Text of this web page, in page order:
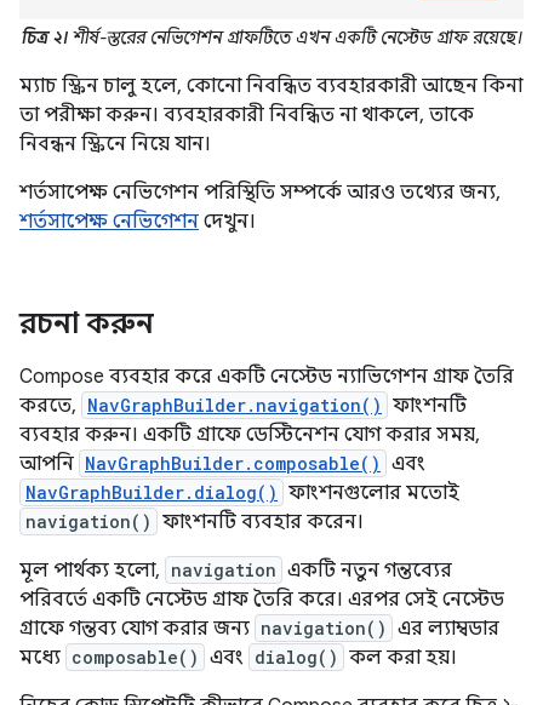
চিত্র ২।শীর্ষ-স্তরের নেভিগেশন গ্রাফটিতে এখন একটি নেস্টেড গ্রাফ রয়েছে।
ম্যাচ স্ক্রিন চালু হলে, কোনো নিবন্ধিত ব্যবহারকারী আছেন কিনা
তা পরীক্ষা করুন। ব্যবহারকারী নিবন্ধিত না থাকলে, তাকে
নিবন্ধন স্ক্রিনে নিয়ে যান।
শর্তসাপেক্ষ নেভিগেশন পরিস্থিতি সম্পর্কে আরও তথ্যের জন্য,
শর্তসাপেক্ষ নেভিগেশন দেখুন।
রচনা করুন
Compose ব্যবহার করে একটি নেস্টেড ন্যাভিগেশন গ্রাফ তৈরি
করতে, NavGraphBuilder.navigation() ফাংশনটি
ব্যবহার করুন। একটি গ্রাফে ডেস্টিনেশন যোগ করার সময়,
আপনি NavGraphBuilder.composable() এবং
NavGraphBuilder.dialog() ফাংশনগুলোর মতোই
navigation() ফাংশনটি ব্যবহার করেন।
মূল পার্থক্য হলো, navigation একটি নতুন গন্তব্যের
পরিবর্তে একটি নেস্টেড গ্রাফ তৈরি করে। এরপর সেই নেস্টেড
গ্রাফে গন্তব্য যোগ করার জন্য navigation() এর ল্যাম্বডার
মধ্যে composable() এবং dialog() কল করা হয়।